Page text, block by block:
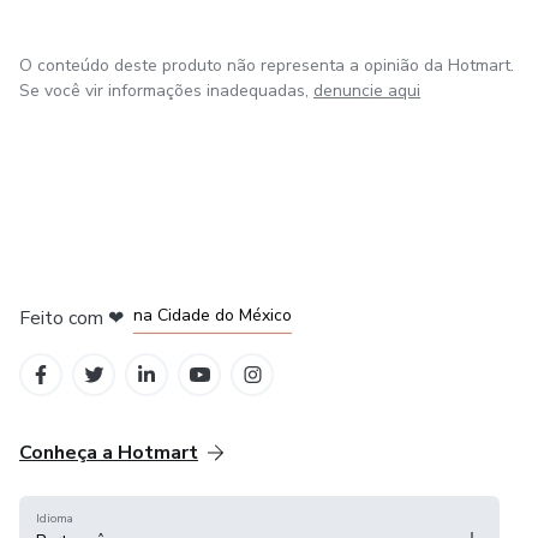
O conteúdo deste produto não representa a opinião da Hotmart.
Se você vir informações inadequadas, denuncie aqui
Feito com ❤ na Cidade do México
Conheça a Hotmart
Idioma